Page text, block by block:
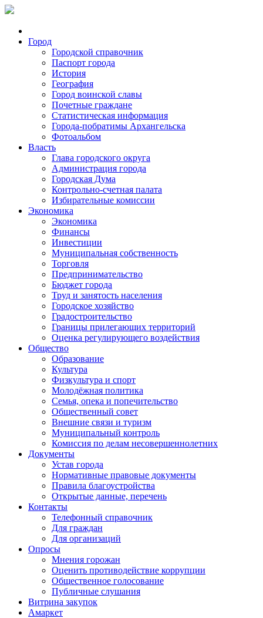
Город
Городской справочник
Паспорт города
История
География
Город воинской славы
Почетные граждане
Статистическая информация
Города-побратимы Архангельска
Фотоальбом
Власть
Глава городского округа
Администрация города
Городская Дума
Контрольно-счетная палата
Избирательные комиссии
Экономика
Экономика
Финансы
Инвестиции
Муниципальная собственность
Торговля
Предпринимательство
Бюджет города
Труд и занятость населения
Городское хозяйство
Градостроительство
Границы прилегающих территорий
Оценка регулирующего воздействия
Общество
Образование
Культура
Физкультура и спорт
Молодёжная политика
Семья, опека и попечительство
Общественный совет
Внешние связи и туризм
Муниципальный контроль
Комиссия по делам несовершеннолетних
Документы
Устав города
Нормативные правовые документы
Правила благоустройства
Открытые данные, перечень
Контакты
Телефонный справочник
Для граждан
Для организаций
Опросы
Мнения горожан
Оценить противодействие коррупции
Общественное голосование
Публичные слушания
Витрина закупок
Амаркет